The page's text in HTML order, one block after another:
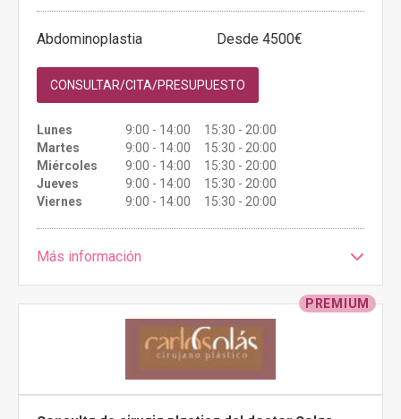
Abdominoplastia Desde 4500€
CONSULTAR/CITA/PRESUPUESTO
Lunes
9:00 - 14:00 15:30 - 20:00
Martes
9:00 - 14:00 15:30 - 20:00
Miércoles
9:00 - 14:00 15:30 - 20:00
Jueves
9:00 - 14:00 15:30 - 20:00
Viernes
9:00 - 14:00 15:30 - 20:00
Más información
PREMIUM